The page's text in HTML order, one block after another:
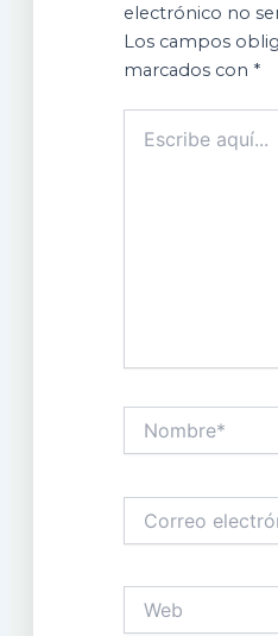
electrónico no
Los campos
marcados con *
aquí...
electrónico*